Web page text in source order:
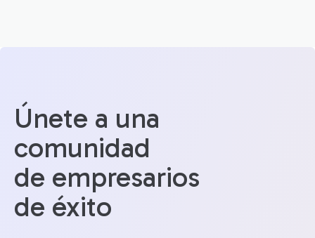
Únete a una
comunidad
de empresarios
de éxito